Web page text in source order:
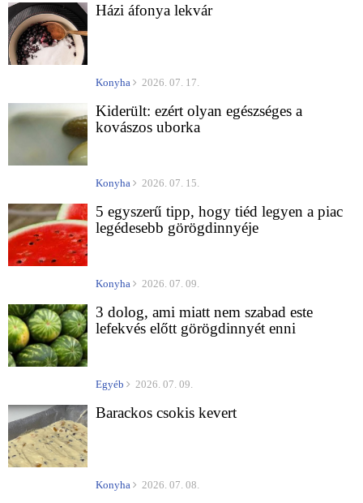
Házi áfonya lekvár
Konyha 2026. 07. 17.
Kiderült: ezért olyan egészséges a
kovászos uborka
Konyha 2026. 07. 15.
5 egyszerű tipp, hogy tiéd legyen a piac
legédesebb görögdinnyéje
Konyha 2026. 07. 09.
3 dolog, ami miatt nem szabad este
lefekvés előtt görögdinnyét enni
Egyéb 2026. 07. 09.
Barackos csokis kevert
Konyha 2026. 07. 08.